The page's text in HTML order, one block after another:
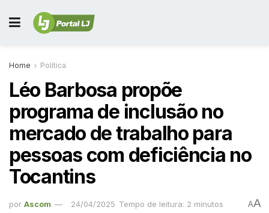
Home Política
Léo Barbosa propõe
programa de inclusão no
mercado de trabalho para
pessoas com deficiência no
Tocantins
por Ascom 24/04/2025 Tempo de leitura: 2 minutos AA